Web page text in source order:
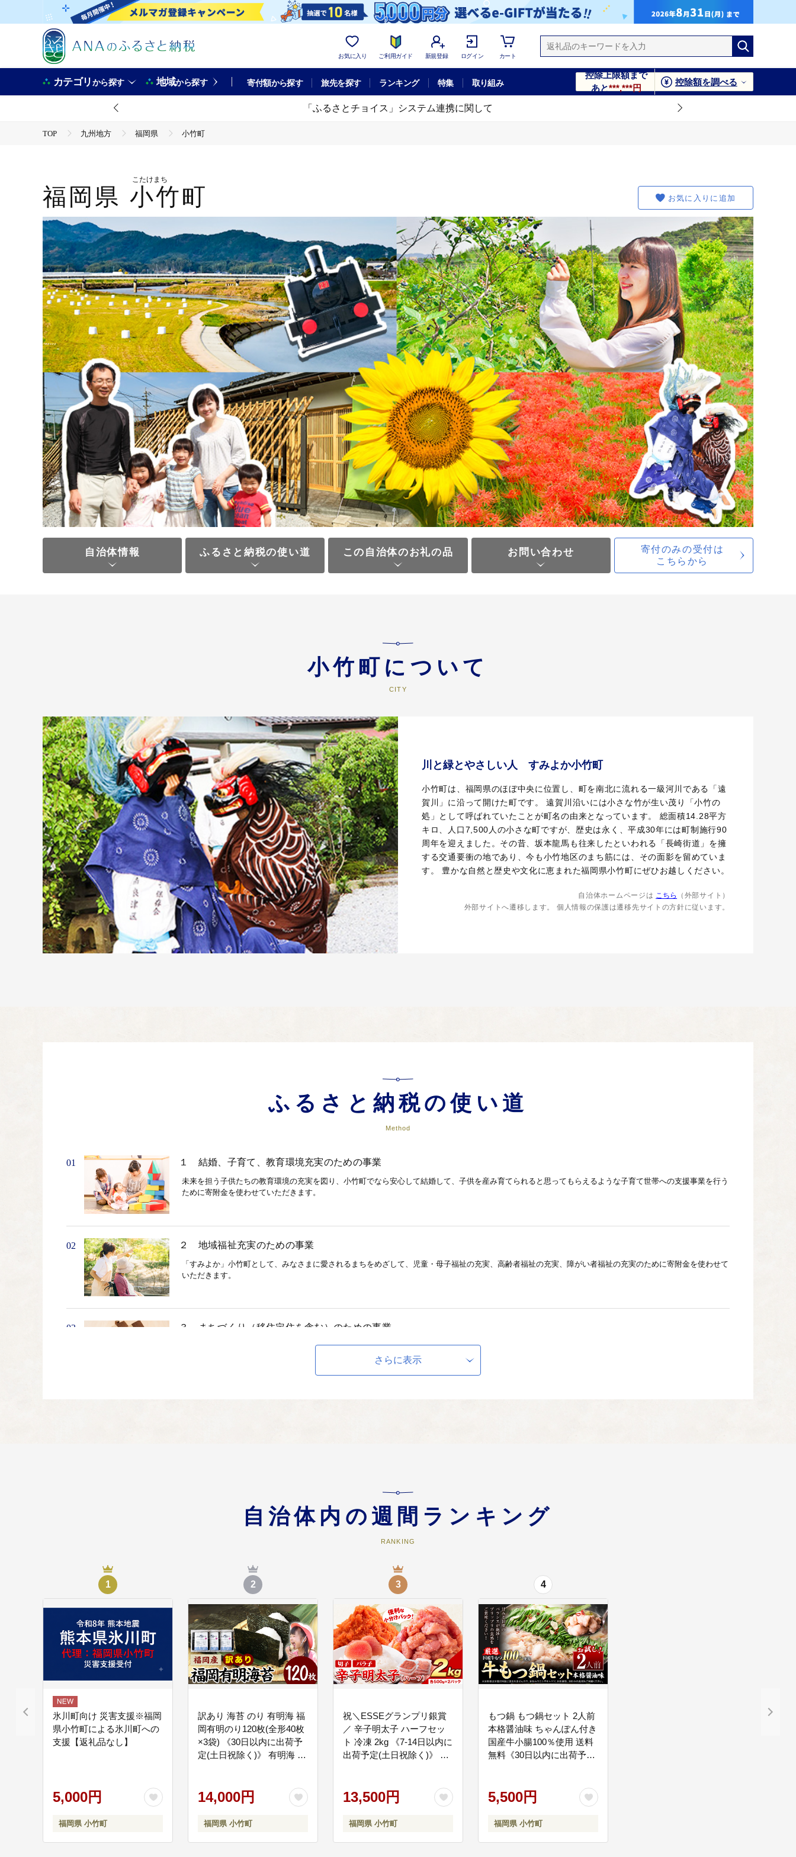
お気に入り ご利用ガイド 新規登録 ログイン カート
カテゴリから探す 地域から探す 寄付額から探す 旅先を探す ランキング 特集 取り組み
控除上限額まで
あと***,***円
控除額を調べる
「ふるさとチョイス」システム連携に関して
TOP 九州地方 福岡県 小竹町
福岡県 小竹町
こたけまち
お気に入りに追加
自治体情報 ふるさと納税の使い道 この自治体のお礼の品 お問い合わせ
寄付のみの受付は
こちらから
小竹町について
川と緑とやさしい人 すみよか小竹町
小竹町は、福岡県のほぼ中央に位置し、町を南北に流れる一級河川である「遠
賀川」に沿って開けた町です。 遠賀川沿いには小さな竹が生い茂り「小竹の
処」として呼ばれていたことが町名の由来となっています。 総面積14.28平方
キロ、人口7,500人の小さな町ですが、歴史は永く、平成30年には町制施行90
周年を迎えました。その昔、坂本龍馬も往来したといわれる「長崎街道」を擁
する交通要衝の地であり、今も小竹地区のまち筋には、その面影を留めていま
す。 豊かな自然と歴史や文化に恵まれた福岡県小竹町にぜひお越しください。
自治体ホームページは こちら
（外部サイト）
外部サイトへ遷移します。 個人情報の保護は遷移先サイトの方針に従います。
ふるさと納税の使い道
Method
01 １ 結婚、子育て、教育環境充実のための事業
未来を担う子供たちの教育環境の充実を図り、小竹町でなら安心して結婚して、子供を産み育てられると思ってもらえるような子育て世帯への支援事業を行う
ために寄附金を使わせていただきます。
02 ２ 地域福祉充実のための事業
「すみよか」小竹町として、みなさまに愛されるまちをめざして、児童・母子福祉の充実、高齢者福祉の充実、障がい者福祉の充実のために寄附金を使わせて
いただきます。
03 ３ まちづくり（移住定住を含む）のための事業
自治会等の行うコミュニティ活動の支援や移住定住を推進するための事業を行うために寄附金を使わせていただきます。
５ 環境、地域資源（歴史文化）の保存及び活用のための事業
小竹町の地域資源（歴史文化）を生かしながら、環境に優しいまちづくりを目指す事業を行うために寄附金を使わせていただきます。
６ １～５のほか、寄附を促進するための事業
小竹町の未来のために、皆さまに引き続き応援いただけるような事業のために寄附金を使わせていただきます。
さらに表示
自治体内の週間ランキング
RANKING
1
氷川町向け 災害支援※福岡
県小竹町による氷川町への
支援【返礼品なし】
5,000円
福岡県 小竹町
2
訳あり 海苔 のり 有明海 福
岡有明のり120枚(全形40枚
×3袋) 《30日以内に出荷予
定(土日祝除く)》 有明海 訳
14,000円
福岡県 小竹町
3
祝＼ESSEグランプリ銀賞
／ 辛子明太子 ハーフセッ
ト 冷凍 2kg 《7-14日以内に
出荷予定(土日祝除く)》 明
こ ほぐし 切れ子 北洋海産-
--ktk_ktk_9_2kg---
13,500円
福岡県 小竹町
4
もつ鍋 もつ鍋セット 2人前
本格醤油味 ちゃんぽん付き
国産牛小腸100％使用 送料
無料《30日以内に出荷予定
産 ヤマタカ醤油 牛 冷凍食
品 冷凍 鍋 鍋セット---
ktk_ktk_30_2i---
5,500円
福岡県 小竹町